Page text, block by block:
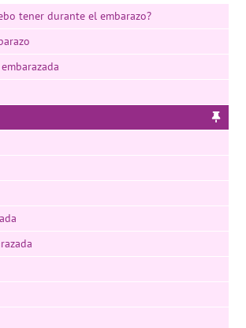
tener durante el embarazo?